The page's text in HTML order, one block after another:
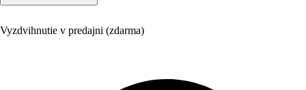
Vyzdvihnutie v predajni (zdarma)